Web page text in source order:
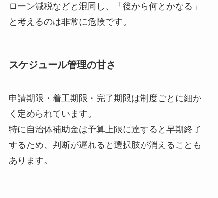
ローン減税などと混同し、「後から何とかなる」
と考えるのは非常に危険です。
スケジュール管理の甘さ
申請期限・着工期限・完了期限は制度ごとに細か
く定められています。
特に自治体補助金は予算上限に達すると早期終了
するため、判断が遅れると選択肢が消えることも
あります。